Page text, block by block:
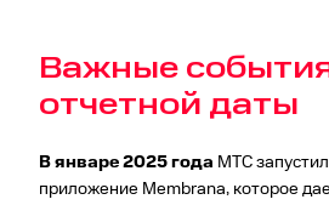
Важные
отчетной даты
В январе 2025 года МТС
приложение Membrana, которое